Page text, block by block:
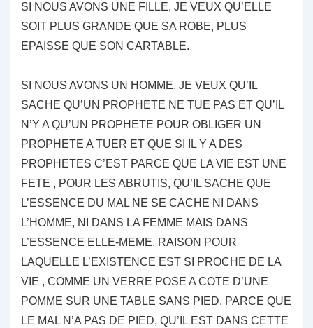
SI NOUS AVONS UNE FILLE, JE VEUX QU’ELLE
SOIT PLUS GRANDE QUE SA ROBE, PLUS
EPAISSE QUE SON CARTABLE.
SI NOUS AVONS UN HOMME, JE VEUX QU’IL
SACHE QU’UN PROPHETE NE TUE PAS ET QU’IL
N’Y A QU’UN PROPHETE POUR OBLIGER UN
PROPHETE A TUER ET QUE SI IL Y A DES
PROPHETES C’EST PARCE QUE LA VIE EST UNE
FETE , POUR LES ABRUTIS, QU’IL SACHE QUE
L’ESSENCE DU MAL NE SE CACHE NI DANS
L’HOMME, NI DANS LA FEMME MAIS DANS
L’ESSENCE ELLE-MEME, RAISON POUR
LAQUELLE L’EXISTENCE EST SI PROCHE DE LA
VIE , COMME UN VERRE POSE A COTE D’UNE
POMME SUR UNE TABLE SANS PIED, PARCE QUE
LE MAL N’A PAS DE PIED, QU’IL EST DANS CETTE